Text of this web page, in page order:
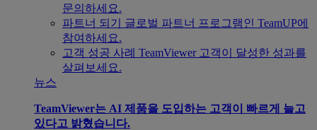
문의하세요.
파트너 되기
글로벌 파트너 프로그램인 TeamUP에
참여하세요.
고객 성공 사례 TeamViewer 고객이 달성한 성과를
살펴보세요.
뉴스
TeamViewer는 AI 제품을 도입하는 고객이 빠르게 늘고
있다고 밝혔습니다.